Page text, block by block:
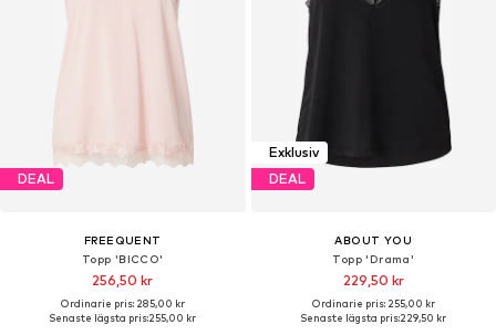
DEAL
FREEQUENT
Topp 'BICCO'
256,50 kr
Ordinarie pris: 285,00 kr
Senaste lägsta pris:255,00 kr
Exklusiv
DEAL
ABOUT YOU
Topp 'Drama'
229,50 kr
Ordinarie pris: 255,00 kr
Senaste lägsta pris:229,50 kr